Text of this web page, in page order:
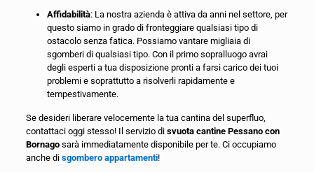
Affidabilità: La nostra azienda è attiva da anni nel settore, per
questo siamo in grado di fronteggiare qualsiasi tipo di
ostacolo senza fatica. Possiamo vantare migliaia di
sgomberi di qualsiasi tipo. Con il primo sopralluogo avrai
degli esperti a tua disposizione pronti a farsi carico dei tuoi
problemi e soprattutto a risolverli rapidamente e
tempestivamente.
Se desideri liberare velocemente la tua cantina del superfluo,
contattaci oggi stesso! Il servizio di svuota cantine Pessano con
Bornago sarà immediatamente disponibile per te. Ci occupiamo
anche di sgombero appartamenti!